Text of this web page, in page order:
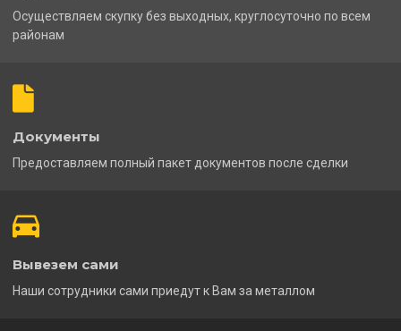
Осуществляем скупку без выходных, круглосуточно по всем
районам
Документы
Предоставляем полный пакет документов после сделки
Вывезем сами
Наши сотрудники сами приедут к Вам за металлом